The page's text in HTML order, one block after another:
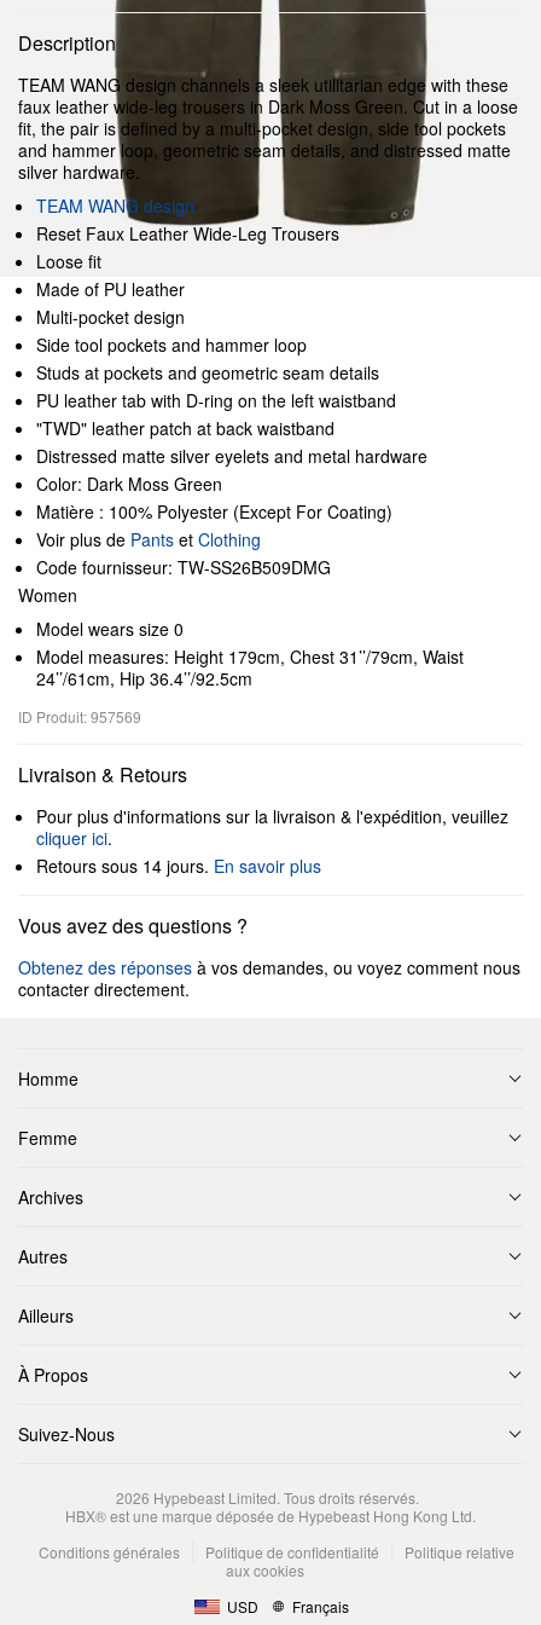
Description
TEAM WANG design channels a sleek utilitarian edge with these
faux leather wide-leg trousers in Dark Moss Green. Cut in a loose
fit, the pair is defined by a multi-pocket design, side tool pockets
and hammer loop, geometric seam details, and distressed matte
silver hardware.
TEAM WANG design
Reset Faux Leather Wide-Leg Trousers
Loose fit
Made of PU leather
Multi-pocket design
Side tool pockets and hammer loop
Studs at pockets and geometric seam details
PU leather tab with D-ring on the left waistband
"TWD" leather patch at back waistband
Distressed matte silver eyelets and metal hardware
Color: Dark Moss Green
Matière : 100% Polyester (Except For Coating)
Voir plus de Pants et Clothing
Code fournisseur: TW-SS26B509DMG
Women
Model wears size 0
Model measures: Height 179cm, Chest 31’’/79cm, Waist
24’’/61cm, Hip 36.4’’/92.5cm
ID Produit: 957569
Livraison & Retours
Pour plus d'informations sur la livraison & l'expédition, veuillez
cliquer ici.
Retours sous 14 jours. En savoir plus
Vous avez des questions ?
Obtenez des réponses à vos demandes, ou voyez comment nous
contacter directement.
Homme
Femme
Archives
Autres
Ailleurs
À Propos
Suivez-Nous
2026 Hypebeast Limited. Tous droits réservés.
HBX® est une marque déposée de Hypebeast Hong Kong Ltd.
Conditions générales
Politique de confidentialité
Politique relative
aux cookies
USD
Français